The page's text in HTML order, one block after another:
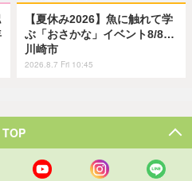
【夏休み2026】魚に触れて学
ぶ「おさかな」イベント8/8…
川崎市
2026.8.7 Fri 10:45
TOP